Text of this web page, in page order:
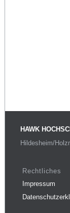
HAWK
Hildesheim/
Rechtliches
Impressum